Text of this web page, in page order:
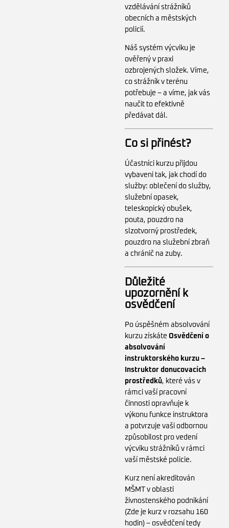
vzdělávání strážníků
obecních a městských
policií.
Náš systém výcviku je
ověřený v praxi
ozbrojených složek. Víme,
co strážník v terénu
potřebuje – a víme, jak vás
naučit to efektivně
předávat dál.
Co si přinést?
Účastníci kurzu přijdou
vybaveni tak, jak chodí do
služby: oblečení do služby,
služební opasek,
teleskopický obušek,
pouta, pouzdro na
slzotvorný prostředek,
pouzdro na služební zbraň
a chránič na zuby.
Důležité
upozornění k
osvědčení
Po úspěšném absolvování
kurzu získáte Osvědčení o
absolvování
instruktorského kurzu –
Instruktor donucovacích
prostředků, které vás v
rámci vaší pracovní
činnosti opravňuje k
výkonu funkce instruktora
a potvrzuje vaši odbornou
způsobilost pro vedení
výcviku strážníků v rámci
vaší městské policie.
Kurz není akreditován
MŠMT v oblasti
živnostenského podnikání
(Zde je kurz v rozsahu 160
hodin) – osvědčení tedy